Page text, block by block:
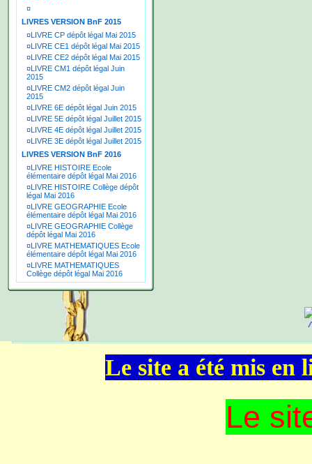
¤
LIVRES VERSION BnF 2015
¤LIVRE CP dépôt légal Mai 2015
¤LIVRE CE1 dépôt légal Mai 2015
¤LIVRE CE2 dépôt légal Mai 2015
¤LIVRE CM1 dépôt légal Juin
2015
¤LIVRE CM2 dépôt légal Juin
2015
¤LIVRE 6E dépôt légal Juin 2015
¤LIVRE 5E dépôt légal Juillet 2015
¤LIVRE 4E dépôt légal Juillet 2015
¤LIVRE 3E dépôt légal Juillet 2015
LIVRES VERSION BnF 2016
¤LIVRE HISTOIRE Ecole
élémentaire dépôt légal Mai 2016
¤LIVRE HISTOIRE Collège dépôt
légal Mai 2016
¤LIVRE GEOGRAPHIE Ecole
élémentaire dépôt légal Mai 2016
¤LIVRE GEOGRAPHIE Collège
dépôt légal Mai 2016
¤LIVRE MATHEMATIQUES Ecole
élémentaire dépôt légal Mai 2016
¤LIVRE MATHEMATIQUES
Collège dépôt légal Mai 2016
Le site a été mis en
Le